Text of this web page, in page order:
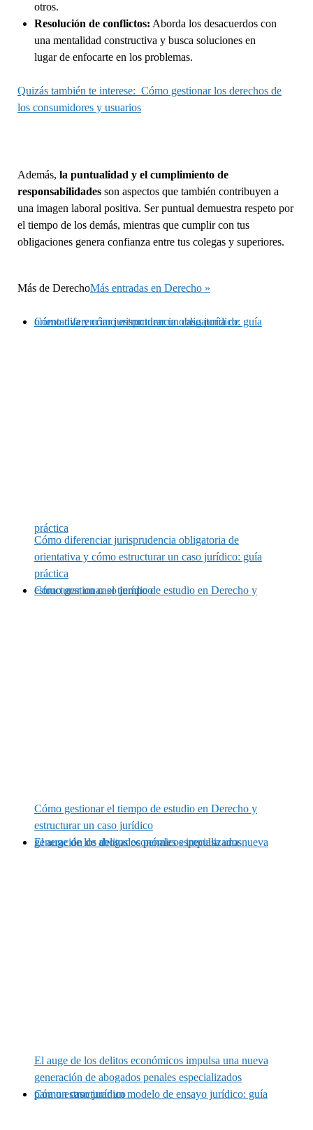
otros.
Resolución de conflictos: Aborda los desacuerdos con
una mentalidad constructiva y busca soluciones en
lugar de enfocarte en los problemas.
Quizás también te interese: Cómo gestionar los derechos de
los consumidores y usuarios
Además, la puntualidad y el cumplimiento de
responsabilidadesson aspectos que también contribuyen a
una imagen laboral positiva. Ser puntual demuestra respeto por
el tiempo de los demás, mientras que cumplir con tus
obligaciones genera confianza entre tus colegas y superiores.
Más de DerechoMás entradas en Derecho »
Cómo diferenciar jurisprudencia obligatoria de orientativa y cómo estructurar un caso jurídico: guía
práctica
Cómo diferenciar jurisprudencia obligatoria de
orientativa y cómo estructurar un caso jurídico: guía
práctica
Cómo gestionar el tiempo de estudio en Derecho y estructurar un caso jurídico
Cómo gestionar el tiempo de estudio en Derecho y
estructurar un caso jurídico
El auge de los delitos económicos impulsa una nueva generación de abogados penales especializados
El auge de los delitos económicos impulsa una nueva
generación de abogados penales especializados
Cómo estructurar un modelo de ensayo jurídico: guía para un caso jurídico